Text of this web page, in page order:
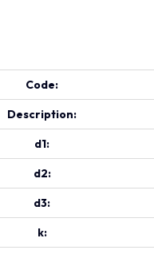
Code:
Description:
d1:
d2:
d3:
k: